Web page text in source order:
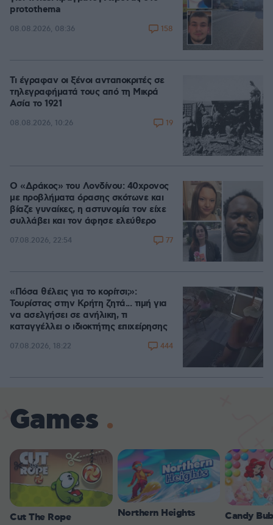
protothema
08.08.2026, 08:36 158
Τι έγραφαν οι ξένοι ανταποκριτές σε
τηλεγραφήματά τους από τη Μικρά
Ασία το 1921
08.08.2026, 10:26 19
Ο «Δράκος» του Λονδίνου: 40χρονος
με προβλήματα όρασης σκότωνε και
βίαζε γυναίκες, η αστυνομία τον είχε
συλλάβει και τον άφησε ελεύθερο
07.08.2026, 22:54 77
«Πόσα θέλεις για το κορίτσι;»:
Τουρίστας στην Κρήτη ζητά... τιμή για
να ασελγήσει σε ανήλικη, τι
καταγγέλλει ο ιδιοκτήτης επιχείρησης
07.08.2026, 18:22 444
Games
Cut The Rope Northern Heights Candy